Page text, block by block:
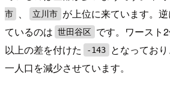
市
、 立川市 が上位に来ています。
ているのは 世田谷区 です。ワースト
以上の差を付けた
-143
となってお
一人口を減少させています。